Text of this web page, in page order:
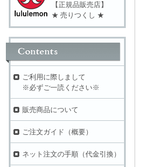
【正規品販売店】
★ 売りつくし ★
ご利用に際しまして
※必ずご一読ください※
販売商品について
ご注文ガイド（概要）
ネット注文の手順（代金引換）